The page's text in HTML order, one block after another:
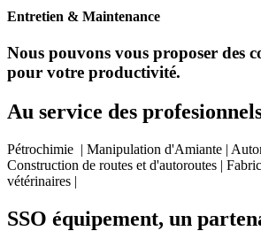
Entretien & Maintenance
Nous pouvons vous proposer des
pour votre productivité.
Au service des
Pétrochimie | Manipulation d'Amiante |
Construction de routes et d'autoroutes |
vétérinaires |
SSO équipement, un